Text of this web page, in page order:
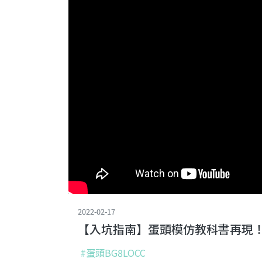
2022-02-17
【入坑指南】蛋頭模仿教科書再
#蛋頭BG8LOCC